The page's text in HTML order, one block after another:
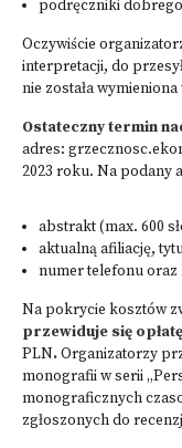
podręczniki
Oczywiście
interpretacji, do
nie została
Ostateczny termin
adres:
2023 roku. Na podany
abstrakt (max. 600
aktualną afiliację,
numer telefonu
Na pokrycie kosztów
przewiduje się
PLN.Organizatorzy
monografii w serii
monograficznych
zgłoszonych do